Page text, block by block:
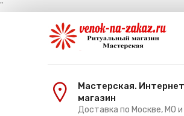
"
Мастерская.
магазин
Доставка по Москве, МО